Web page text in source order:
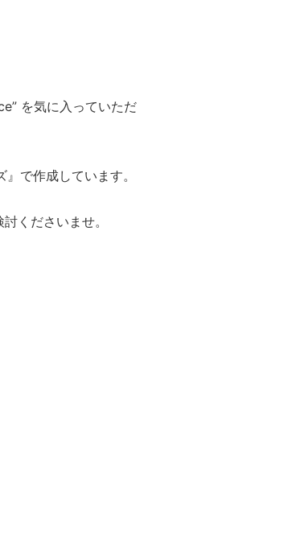
を気に入っていただ
で作成しています。
くださいませ。